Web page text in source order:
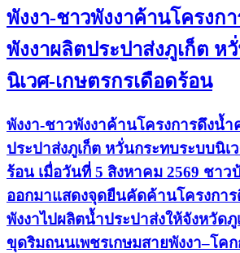
พังงา-ชาวพังงาค้านโครงก
พังงาผลิตประปาส่งภูเก็ต ห
นิเวศ-เกษตรกรเดือดร้อน
พังงา-ชาวพังงาค้านโครงการดึงน้ำ
ประปาส่งภูเก็ต หวั่นกระทบระบบนิเ
ร้อน เมื่อวันที่ 5 สิงหาคม 2569 ชาว
ออกมาแสดงจุดยืนคัดค้านโครงกา
พังงาไปผลิตน้ำประปาส่งให้จังหวัด
ขุดริมถนนเพชรเกษมสายพังงา–โค